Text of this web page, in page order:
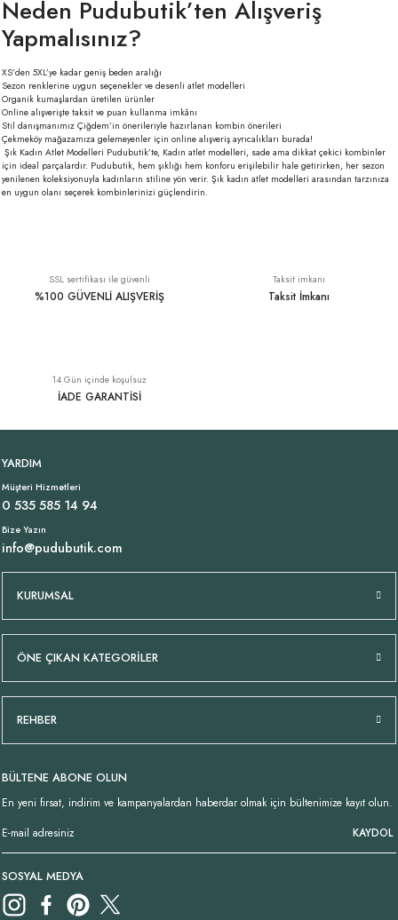
Neden Pudubutik’ten Alışveriş
Yapmalısınız?
XS’den 5XL’ye kadar geniş beden aralığı
Sezon renklerine uygun seçenekler ve desenli atlet modelleri
Organik kumaşlardan üretilen ürünler
Online alışverişte taksit ve puan kullanma imkânı
Stil danışmanımız Çiğdem’in önerileriyle hazırlanan kombin önerileri
Çekmeköy mağazamıza gelemeyenler için online alışveriş ayrıcalıkları burada!
Şık Kadın Atlet Modelleri Pudubutik’te, Kadın atlet modelleri, sade ama dikkat çekici kombinler
için ideal parçalardır. Pudubutik, hem şıklığı hem konforu erişilebilir hale getirirken, her sezon
yenilenen koleksiyonuyla kadınların stiline yön verir. Şık kadın atlet modelleri arasından tarzınıza
en uygun olanı seçerek kombinlerinizi güçlendirin.
SSL sertifikası ile güvenli
%100 GÜVENLİ ALIŞVERİŞ
Taksit imkanı
Taksit İmkanı
14 Gün içinde koşulsuz
İADE GARANTİSİ
YARDIM
Müşteri Hizmetleri
0 535 585 14 94
Bize Yazın
info@pudubutik.com
KURUMSAL
ÖNE ÇIKAN KATEGORİLER
REHBER
BÜLTENE ABONE OLUN
En yeni fırsat, indirim ve kampanyalardan haberdar olmak için bültenimize kayıt olun.
KAYDOL
SOSYAL MEDYA